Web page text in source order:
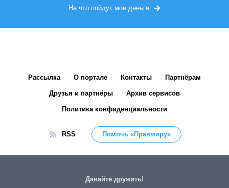
На что пойдут мои деньги
Рассылка О портале Контакты Партнёрам
Друзья и партнёры Архив сервисов
Политика конфиденциальности
RSS Помочь «Правмиру»
Давайте дружить!